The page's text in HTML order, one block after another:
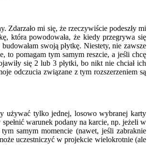
mi się, że rzeczywiście podeszły mi
która powodowała, że kiedy przegrywa się
swoją płytkę. Niestety, nie zawsze
to pomagam tym samym reszcie, a jeśli chcę
się 2 lub 3 płytki, bo nikt nie chciał ich
odczucia związane z tym rozszerzeniem są
używać tylko jednej, losowo wybranej karty
warunek podany na karcie, np. jeżeli w
samym momencie (nawet, jeśli zabraknie
uczestniczyć w projekcie wielokrotnie (ale